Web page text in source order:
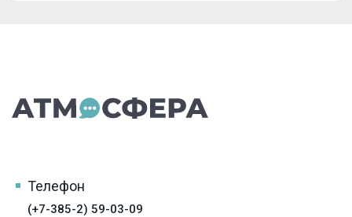
Телефон
(+7-385-2) 59-03-09